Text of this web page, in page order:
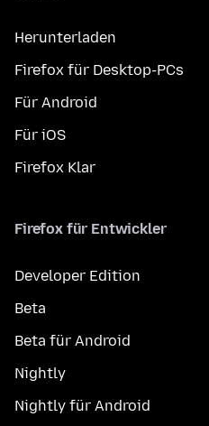
Herunterladen
Firefox für Desktop-PCs
Für Android
Für iOS
Firefox Klar
Firefox für Entwickler
Developer Edition
Beta
Beta für Android
Nightly
Nightly für Android